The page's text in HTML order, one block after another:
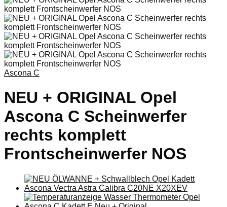
Ascona C
NEU + ORIGINAL Opel
Ascona C Scheinwerfer
rechts komplett
Frontscheinwerfer NOS